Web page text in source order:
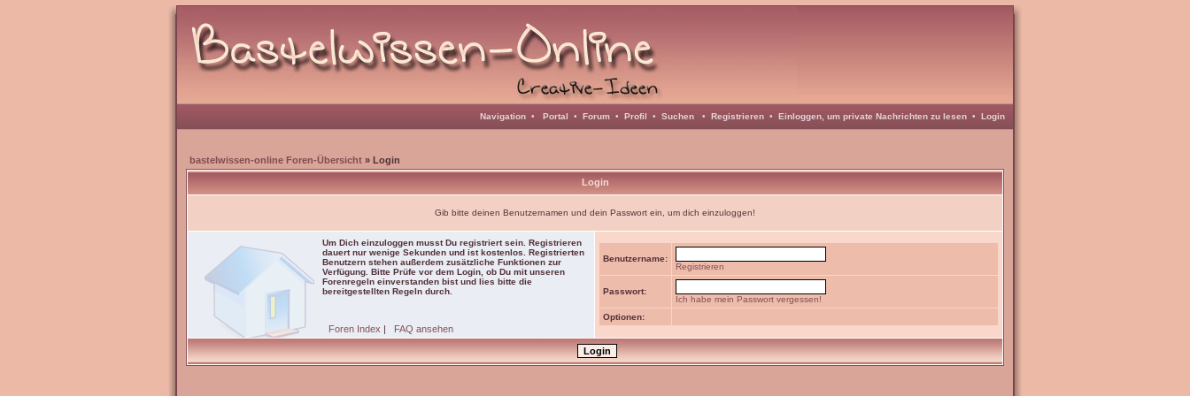
Navigation • Portal • Forum • Profil • Suchen • Registrieren • Einloggen, um private Nachrichten zu lesen • Login
bastelwissen-online Foren-Übersicht » Login
Login
Gib bitte deinen Benutzernamen und dein Passwort ein, um dich einzuloggen!
Um Dich einzuloggen musst Du registriert sein. Registrieren
dauert nur wenige Sekunden und ist kostenlos. Registrierten
Benutzern stehen außerdem zusätzliche Funktionen zur
Verfügung. Bitte Prüfe vor dem Login, ob Du mit unseren
Forenregeln einverstanden bist und lies bitte die
bereitgestellten Regeln durch.
Foren Index | FAQ ansehen
Benutzername:
Registrieren
Passwort:
Ich habe mein Passwort vergessen!
Optionen: